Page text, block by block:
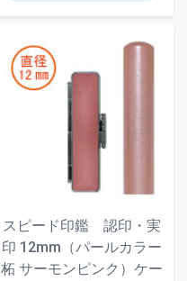
スピード印鑑 認印・実
印 12mm（パールカラー
柘 サーモンピンク）ケー